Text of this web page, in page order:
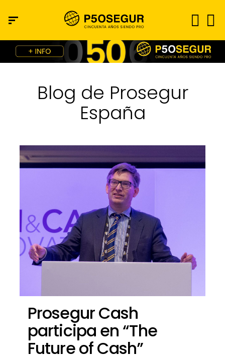
Blog de Prosegur
España
Prosegur Cash
participa en “The
Future of Cash”